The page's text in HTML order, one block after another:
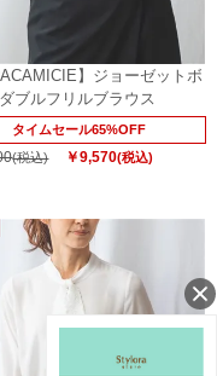
】ジョーゼットボ
ブルフリルブラウス
タイムセール65%OFF
(税込) ￥9,570(税込)